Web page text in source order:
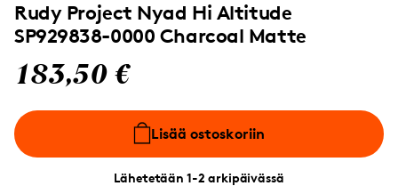
Rudy Project Nyad Hi Altitude
SP929838-0000 Charcoal Matte
183,50 €
Lisää ostoskoriin
Lähetetään 1-2 arkipäivässä